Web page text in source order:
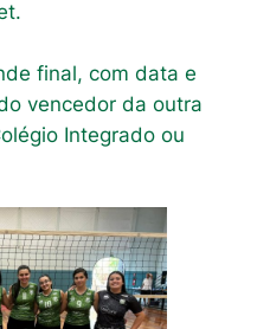
final, com data e
vencedor da outra
Integrado ou